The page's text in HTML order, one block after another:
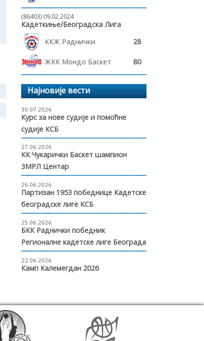
(86403) 09.02.2024
Кадеткиње/Београдска Лига
ККЖ Раднички
28
ЖКК Мондо Баскет 80
Најновије вести
30.07.2026
Курс за нове судије и помоћне
судије КСБ
27.06.2026
КК Чукарички Баскет шампион
3МРЛ Центар
26.06.2026
Партизан 1953 победнице Кадетске
београдске лиге КСБ
25.06.2026
БКК Раднички победник
Регионалне кадетске лиге Београда
22.06.2026
Камп Калемегдан 2026